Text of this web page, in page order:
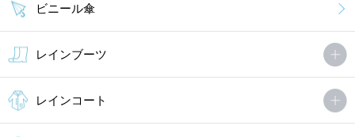
ビニール傘
レインブーツ
レインコート